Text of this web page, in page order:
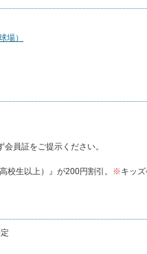
場）
員証をご提示ください。
校生以上）』が200円割引。 ※キッ